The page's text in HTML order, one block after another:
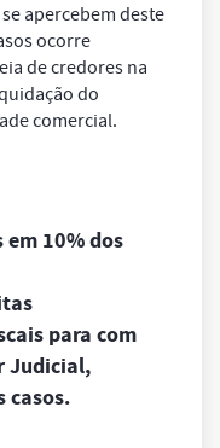
apercebem deste
ocorre
de credores na
do
comercial.
em 10% dos
para com
Judicial,
casos.